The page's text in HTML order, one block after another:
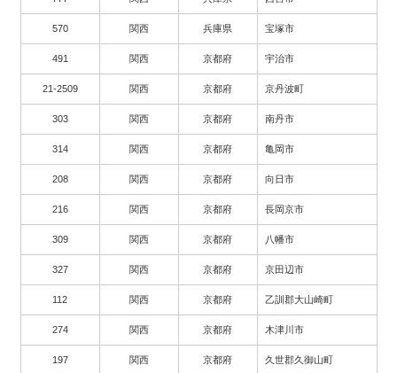
570 関西 兵庫県 宝塚市
491 関西 京都府 宇治市
21-2509 関西 京都府 京丹波町
303 関西 京都府 南丹市
314 関西 京都府 亀岡市
208 関西 京都府 向日市
216 関西 京都府 長岡京市
309 関西 京都府 八幡市
327 関西 京都府 京田辺市
112 関西 京都府 乙訓郡大山崎町
274 関西 京都府 木津川市
197 関西 京都府 久世郡久御山町